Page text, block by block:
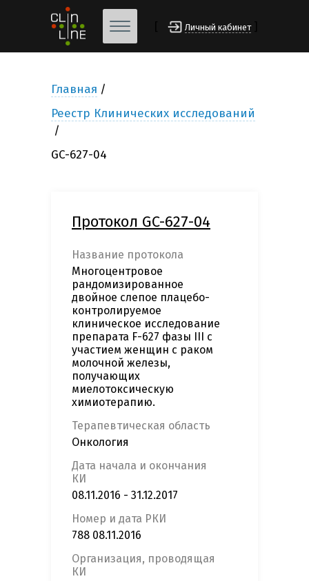
Личный кабинет
Главная
Реестр Клинических исследований
GC-627-04
Протокол GC-627-04
Название протокола
Многоцентровое
рандомизированное
двойное слепое плацебо-
контролируемое
клиническое исследование
препарата F-627 фазы III с
участием женщин с раком
молочной железы,
получающих
миелотоксическую
химиотерапию.
Терапевтическая область
Онкология
Дата начала и окончания
КИ
08.11.2016 - 31.12.2017
Номер и дата РКИ
788 08.11.2016
Организация, проводящая
КИ